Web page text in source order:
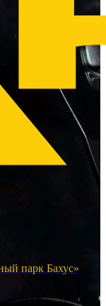
парк Бахус»